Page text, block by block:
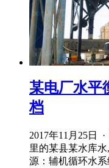
某电厂水平
档
2017年11月25日
里的某县某水库
源：辅机循环水